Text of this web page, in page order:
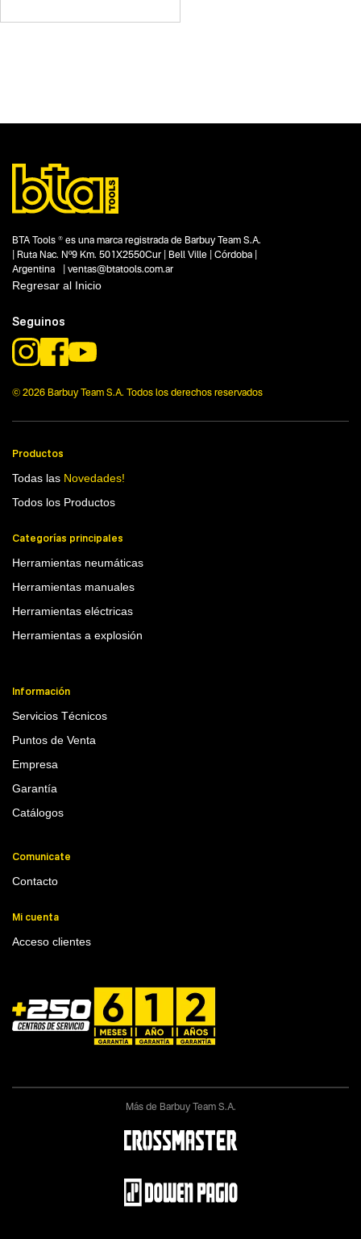
BTA Tools ® es una marca registrada de Barbuy Team S.A.
| Ruta Nac. Nº9 Km. 501X2550Cur | Bell Ville | Córdoba |
Argentina | ventas@btatools.com.ar
Regresar al Inicio
Seguinos
© 2026 Barbuy Team S.A. Todos los derechos reservados
Productos
Todas las Novedades!
Todos los Productos
Categorías principales
Herramientas neumáticas
Herramientas manuales
Herramientas eléctricas
Herramientas a explosión
Información
Servicios Técnicos
Puntos de Venta
Empresa
Garantía
Catálogos
Comunicate
Contacto
Mi cuenta
Acceso clientes
Más de Barbuy Team S.A.